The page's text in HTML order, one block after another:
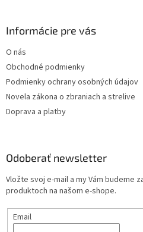
Informácie pre vás
O nás
Obchodné podmienky
Podmienky ochrany osobných údajov
Novela zákona o zbraniach a strelive
Doprava a platby
Odoberať newsletter
Vložte svoj e-mail a my Vám budeme
produktoch na našom e-shope.
Email